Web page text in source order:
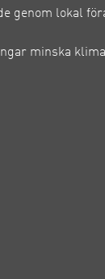
genom lokal
minska